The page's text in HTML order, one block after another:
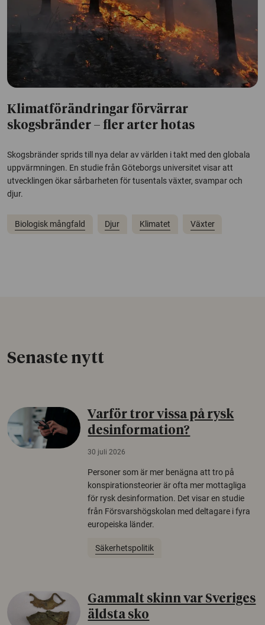
Klimatförändringar förvärrar
skogsbränder – fler arter hotas
Skogsbränder sprids till nya delar av världen i takt med den globala
uppvärmningen. En studie från Göteborgs universitet visar att
utvecklingen ökar sårbarheten för tusentals växter, svampar och
djur.
Biologisk mångfald Djur Klimatet Växter
Senaste nytt
Varför tror vissa på rysk
desinformation?
30 juli 2026
Personer som är mer benägna att tro på
konspirationsteorier är ofta mer mottagliga
för rysk desinformation. Det visar en studie
från Försvarshögskolan med deltagare i fyra
europeiska länder.
Säkerhetspolitik
Gammalt skinn var Sveriges
äldsta sko